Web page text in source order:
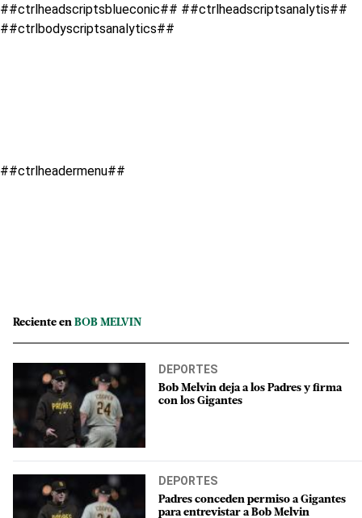
##ctrlheadscriptsblueconic## ##ctrlheadscriptsanalytis##
##ctrlbodyscriptsanalytics##
##ctrlheadermenu##
Reciente en BOB MELVIN
DEPORTES
Bob Melvin deja a los Padres y firma
con los Gigantes
DEPORTES
Padres conceden permiso a Gigantes
para entrevistar a Bob Melvin